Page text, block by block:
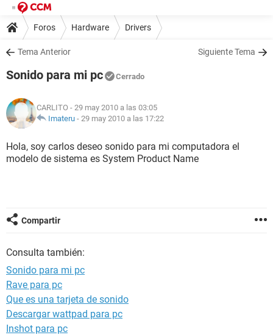
Foros Hardware Drivers
Tema Anterior Siguiente Tema
Sonido para mi pc Cerrado
CARLITO - 29 may 2010 a las 03:05
Imateru - 29 may 2010 a las 17:22
Hola, soy carlos deseo sonido para mi computadora el
modelo de sistema es System Product Name
Compartir
Consulta también:
Sonido para mi pc
Rave para pc
Que es una tarjeta de sonido
Descargar wattpad para pc
Inshot para pc